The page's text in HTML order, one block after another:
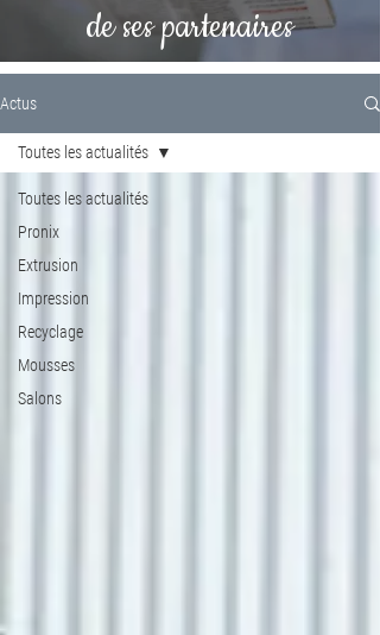
de ses partenaires
Actus
Toutes les actualités
Pronix
Extrusion
Impression
Recyclage
Mousses
Salons
Toutes les actualités